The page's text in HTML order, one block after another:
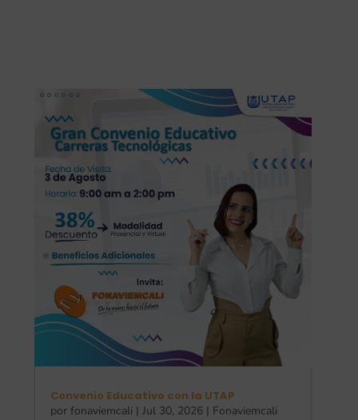
Convenio Educativo con la UTAP
porfonaviemcali |Jul 30, 2026 | Fonaviemcali